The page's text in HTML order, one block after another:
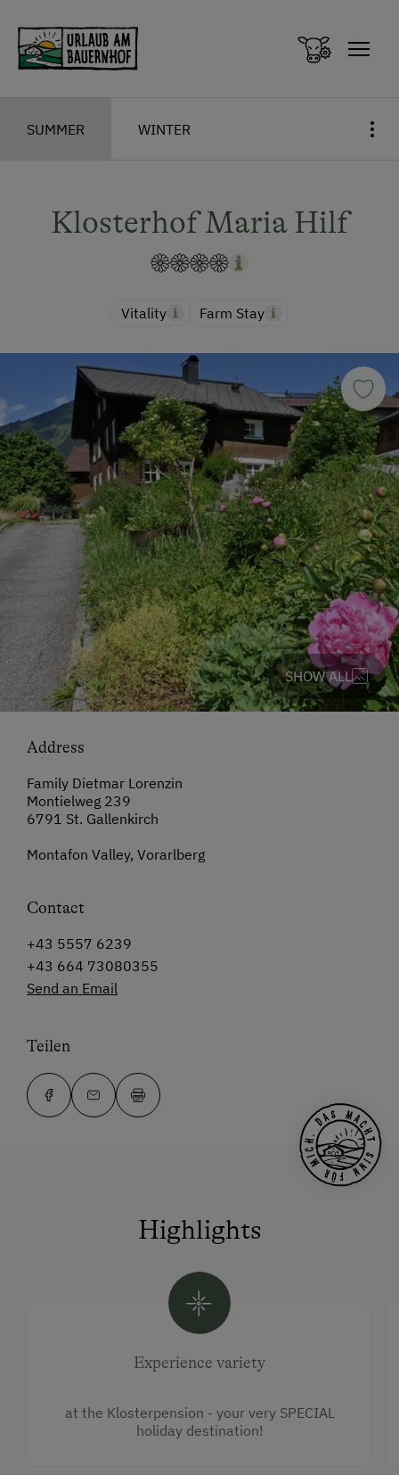
SUMMER WINTER
Klosterhof Maria Hilf
Vitality Farm Stay
SHOW ALL
Address
Family Dietmar Lorenzin
Montielweg 239
6791 St. Gallenkirch
Montafon Valley, Vorarlberg
Contact
+43 5557 6239
+43 664 73080355
Send an Email
Teilen
Highlights
Experience variety
at the Klosterpension - your very SPECIAL
holiday destination!